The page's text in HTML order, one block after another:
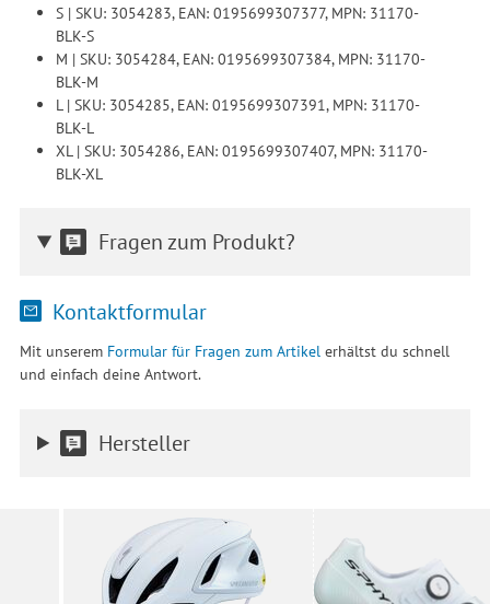
S | SKU: 3054283, EAN: 0195699307377, MPN: 31170-
BLK-S
M | SKU: 3054284, EAN: 0195699307384, MPN: 31170-
BLK-M
L | SKU: 3054285, EAN: 0195699307391, MPN: 31170-
BLK-L
XL | SKU: 3054286, EAN: 0195699307407, MPN: 31170-
BLK-XL
Fragen zum Produkt?
Kontaktformular
Mit unserem Formular für Fragen zum Artikelerhältst du schnell
und einfach deine Antwort.
Hersteller